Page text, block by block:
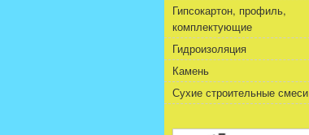
Гипсокартон, профиль,
комплектующие
Гидроизоляция
Камень
Сухие строительные смеси